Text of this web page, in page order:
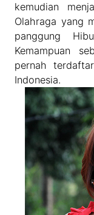
kemudian
Olahraga yang
panggung
Kemampuan
pernah
Indonesia.